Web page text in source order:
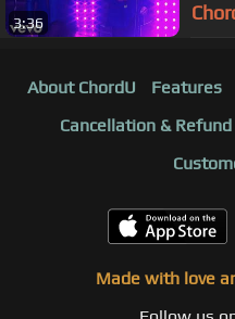
3:36
About ChordU Features
Cancellation & Refund
Made with love